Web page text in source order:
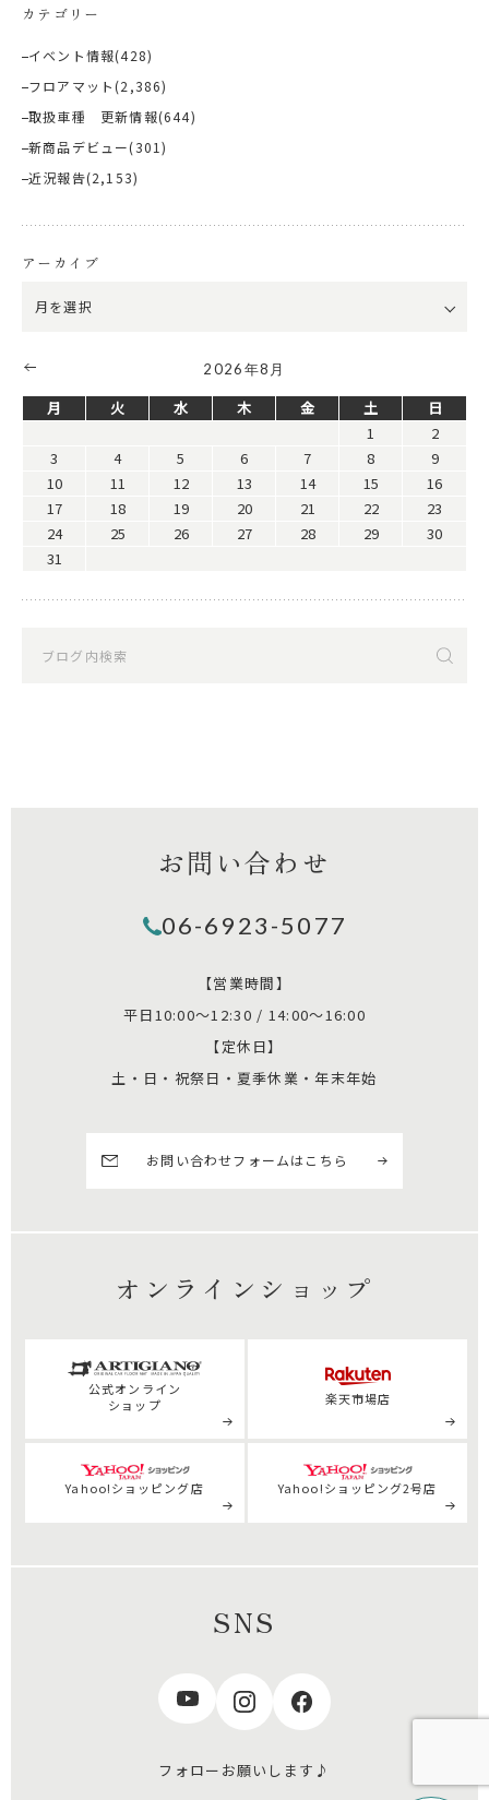
カテゴリー
イベント情報(428)
フロアマット (2,386)
取扱車種 更新情報(644)
新商品デビュー(301)
近況報告(2,153)
アーカイブ
2026年8月
月 火 水 木 金 土
日
1
2
3
4 5 6 7 8
9
10
11 12 13 14 15
16
17
18 19 20 21 22
23
24
25 26 27 28 29
30
31
お問い合わせ
06-6923-5077
【営業時間】
平日10:00～12:30 / 14:00～16:00
【定休日】
土・日・祝祭日・夏季休業・年末年始
お問い合わせフォームはこちら
オンラインショップ
公式オンライン
ショップ
楽天市場店
Yahoo!ショッピング店 Yahoo!ショッピング2号店
SNS
フォローお願いします♪